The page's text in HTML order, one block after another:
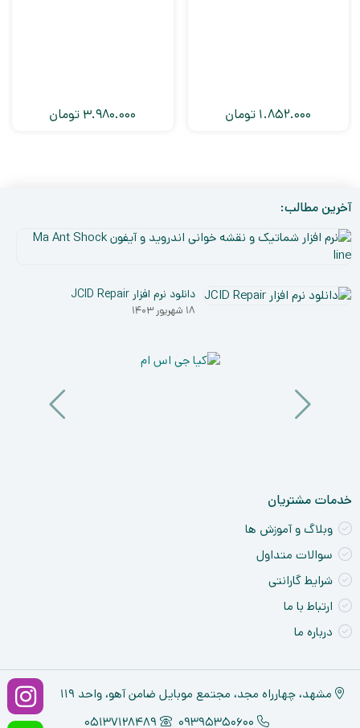
1.852.000 تومان 3.980.000 تومان
آخرین مطالب:
دانلود نرم افزار JCID Repair
۱۸ شهریور ۱۴۰۳
خدمات مشتریان
وبلاگ و آموزش ها
سوالات متداول
شرایط گارانتی
ارتباط با ما
درباره ما
مشهد، چهارراه مجد، مجتمع موبایل ضامن آهو، واحد ۱۱۹
09395350600
05137128489